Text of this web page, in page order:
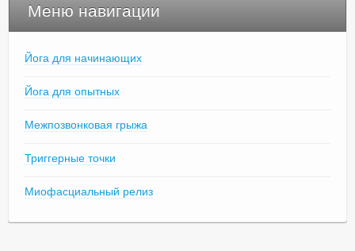
Меню навигации
Йога для начинающих
Йога для опытных
Межпозвонковая грыжа
Триггерные точки
Миофасциальный релиз